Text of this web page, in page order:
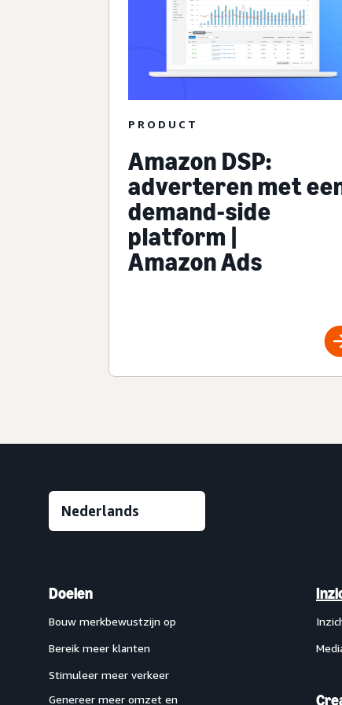
PRODUCT
Amazon DSP:
adverteren met
demand-side
platform |
Amazon Ads
Doelen
Bouw merkbewustzijn op
Bereik meer klanten
Stimuleer meer verkeer
Genereer meer omzet en